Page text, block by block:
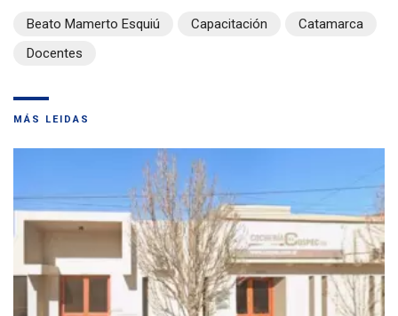
Beato Mamerto Esquiú Capacitación
Catamarca
Docentes
MÁS LEIDAS